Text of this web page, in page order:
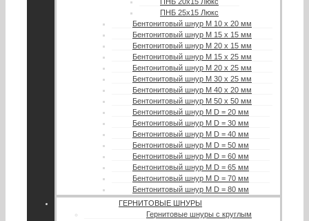
ПНБ 25х15 Люкс
Бентонитовый шнур М 10 х 20 мм
Бентонитовый шнур М 15 х 15 мм
Бентонитовый шнур М 20 х 15 мм
Бентонитовый шнур М 15 х 25 мм
Бентонитовый шнур М 20 х 25 мм
Бентонитовый шнур М 30 х 25 мм
Бентонитовый шнур М 40 х 20 мм
Бентонитовый шнур М 50 х 50 мм
Бентонитовый шнур М D = 20 мм
Бентонитовый шнур М D = 30 мм
Бентонитовый шнур М D = 40 мм
Бентонитовый шнур М D = 50 мм
Бентонитовый шнур М D = 60 мм
Бентонитовый шнур М D = 65 мм
Бентонитовый шнур М D = 70 мм
Бентонитовый шнур М D = 80 мм
ГЕРНИТОВЫЕ ШНУРЫ
Гернитовые шнуры с круглым